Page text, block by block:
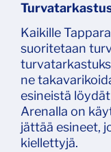
Kaikille
suoritetaan
ne
esineistä
Arenalla on
jättää esineet,
kiellettyjä.